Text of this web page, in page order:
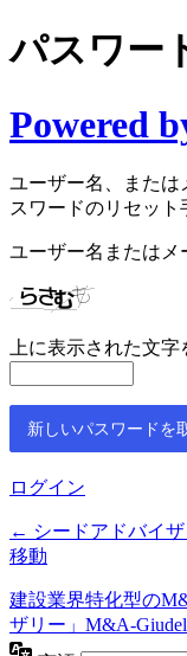
パスワー
Powered
ユーザー名、または
スワードのリセット
ユーザー名またはメ
上に表示された文字
ログイン
← シードアドバイ
移動
建設業界特化型の
ザリー」M&A-